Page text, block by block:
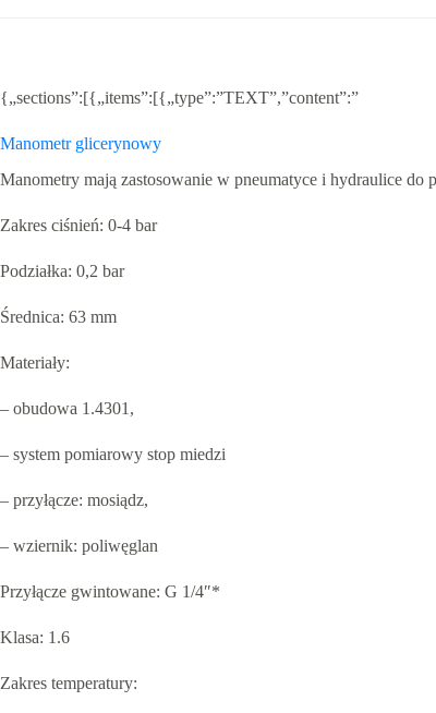
{„sections”:[{„items”:[{„type”:”TEXT”,”content”:”
Manometr glicerynowy
Manometry mają zastosowanie w pneumatyce i hydraulice
Zakres ciśnień: 0-4 bar
Podziałka: 0,2 bar
Średnica: 63 mm
Materiały:
– obudowa 1.4301,
– system pomiarowy stop miedzi
– przyłącze: mosiądz,
– wziernik: poliwęglan
Przyłącze gwintowane: G 1/4″*
Klasa: 1.6
Zakres temperatury: